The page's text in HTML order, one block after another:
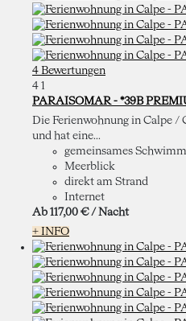
4 Bewertungen
4 1
PARAISOMAR - *39B
Die Ferienwohnung in Calpe /
und hat eine...
gemeinsames
Meerblick
direkt am Strand
Internet
Ab 117,00 € / Nacht
+ INFO